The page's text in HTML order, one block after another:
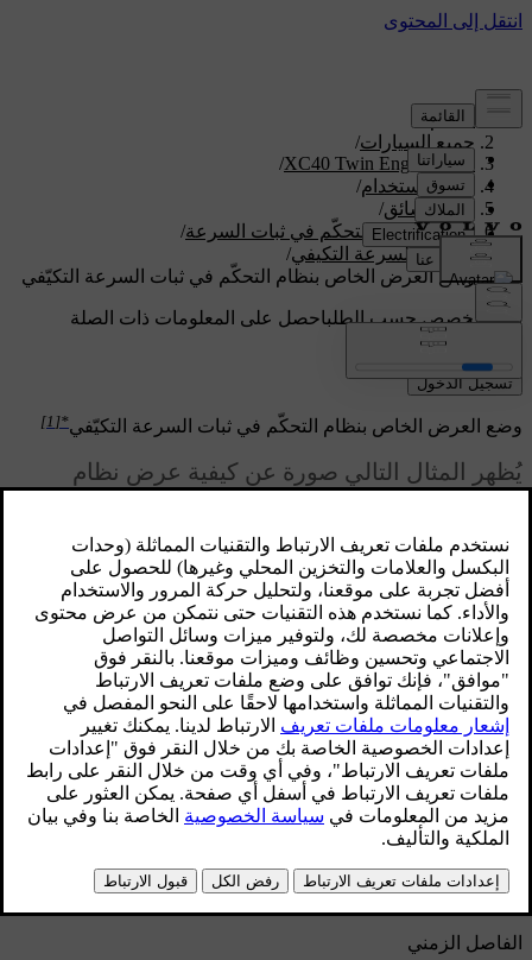
الدعم/
جميع السيارات/
XC40 Twin Engine 2020
/
دليل الاستخدام/
دعم السائق/
وظائف نظام التحكّم في ثبات السرعة/
مثبت السرعة التكيفي/
وضع العرض الخاص بنظام التحكّم في ثبات السرعة التكيّفي
دعم مخصص حسب الطلباحصل على المعلومات ذات الصلة
بسيارتك الخاصة.
تسجيل الدخول
محدّث ١٩‏/٠٣‏/٢٠٢٠
وضع العرض الخاص بنظام التحكّم في ثبات السرعة التكيّفي*
[1]
يُظهر المثال التالي صورة عن كيفية عرض نظام
[2]
شاشة العرض في سياقات مختلفة.
السرعة
إشارة السرعات
السرعة المحفوظة
السرعة الحالية لسيارتك
الفاصل الزمني